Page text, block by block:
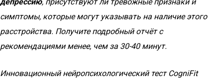
симптомы, которые могут указывать на наличие этого
расстройства. Получите подробный отчёт с
рекомендациями менее, чем за 30-40 минут.
Инновационный нейропсихологический тест CogniFit